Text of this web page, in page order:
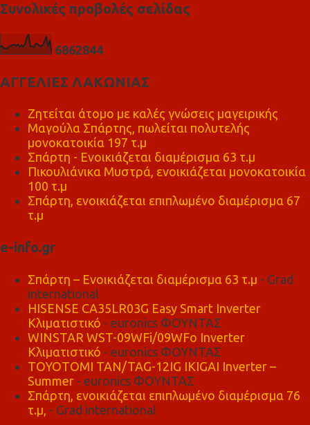
Συνολικές προβολές σελίδας
6862844
ΑΓΓΕΛΙΕΣ ΛΑΚΩΝΙΑΣ
Ζητείται άτομο με καλές γνώσεις μαγειρικής
Μαγούλα Σπάρτης, πωλείται πολυτελής
μονοκατοικία 197 τ.μ
Σπάρτη - Ενοικιάζεται διαμέρισμα 63 τ.μ
Πικουλιάνικα Μυστρά, ενοικιάζεται μονοκατοικία
100 τ.μ
Σπάρτη, ενοικιάζεται επιπλωμένο διαμέρισμα 67
τ.μ
e-info.gr
Σπάρτη – Ενοικιάζεται διαμέρισμα 63 τ.μ - Grad
international
HISENSE CA35LR03G Easy Smart Inverter
Κλιματιστικό - euronics ΦΟΥΝΤΑΣ
WINSTAR WST-09WFi/09WFo Inverter
Κλιματιστικό - euronics ΦΟΥΝΤΑΣ
TOYOTOMI TAN/TAG-12IG IKIGAI Inverter –
Summer - euronics ΦΟΥΝΤΑΣ
Σπάρτη, ενοικιάζεται επιπλωμένο διαμέρισμα 76
τ.μ, - Grad international